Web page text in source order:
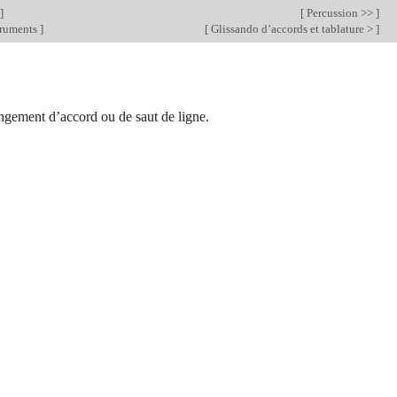
] [ Percussion >> ]
] [ Glissando d’accords et tablature > ]
d’accord ou de saut de ligne.